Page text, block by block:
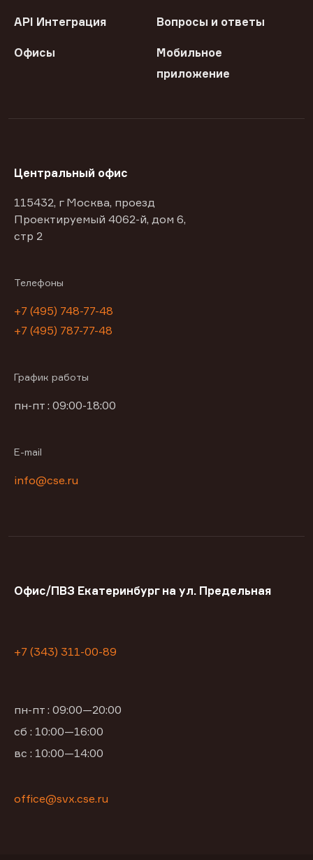
API Интеграция Вопросы и ответы
Офисы
Мобильное
приложение
Центральный офис
115432, г Москва, проезд
Проектируемый 4062-й, дом 6,
стр 2
Телефоны
+7 (495) 748-77-48
+7 (495) 787-77-48
График работы
пн-пт : 09:00-18:00
E-mail
info@cse.ru
Офис/ПВЗ Екатеринбург на ул. Предельная
+7 (343) 311-00-89
пн-пт : 09:00—20:00
сб : 10:00—16:00
вс : 10:00—14:00
office@svx.cse.ru